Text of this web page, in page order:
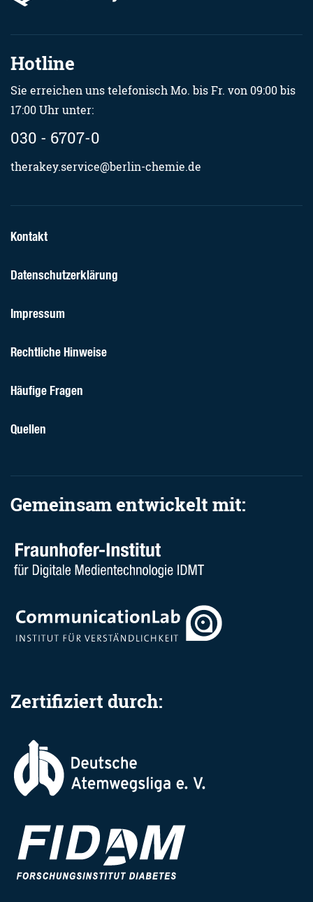
Hotline
Sie erreichen uns telefonisch Mo. bis Fr. von 09:00 bis
17:00 Uhr unter:
030 - 6707-0
therakey.service@berlin-chemie.de
Kontakt
Datenschutzerklärung
Impressum
Rechtliche Hinweise
Häufige Fragen
Quellen
Gemeinsam entwickelt mit:
Zertifiziert durch: